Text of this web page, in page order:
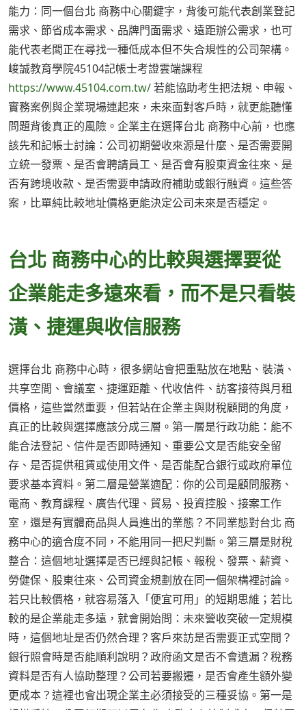
能力：同一個台北 商務中心關鍵字，背後可能代表創業登記
需求、節省成本需求、品牌門面需求、遠距辦公需求，也可
能代表老闆正在尋找一種低成本但不失合規性的公司架構。
峻誠教育學院45104記帳士考證雲端課程
https://www.45104.com.tw/若能協助考生把法規、申報、
實務案例與企業現場連起來，未來面對客戶時，就更能聽懂
問題背後真正的風險。企業主在選擇台北 商務中心前，也應
該先和記帳士討論：公司初期營收來源是什麼、是否需要開
立統一發票、是否會聘請員工、是否會有股東資金往來、是
否有跨境收款、是否需要申請政府補助或銀行融資。這些答
案，比單純比較地址價格更能決定公司未來是否穩定。
台北 商務中心的比較與選擇要從
企業能走多遠來看，而不是只看裝
潢、捷運與收信服務
選擇台北 商務中心時，很多網站會把重點放在地點、裝潢、
共享空間、會議室、捷運距離、代收信件、訪客接待與月租
價格，這些當然重要，但若站在企業主與財稅顧問的角度，
真正的比較與選擇應該分成三層。第一層是行政功能：能不
能合法登記、信件是否即時通知、重要公文是否能安全留
存、是否提供租賃或使用文件、是否能配合銀行或政府單位
要求基本資料。第二層是營業適配：你的公司是顧問服務、
電商、教育課程、廣告代理、貿易、投資控股、接案工作
室，還是有實體商品與人員進出的業態？不同業態對台北 商
務中心的適合度不同，不能用同一把尺判斷。第三層是財稅
整合：這個地址選擇是否已經與記帳、報稅、發票、薪資、
勞健保、股東往來、公司資金規劃放在同一個架構裡討論。
若只比較價格，就容易落入「便宜可用」的短期思維；若比
較的是企業能走多遠，就會開始問：未來營收突破一定規模
時，這個地址是否仍然合理？客戶來訪是否需要正式空間？
銀行照會時是否能順利說明？政府函文是否不會遺漏？稅務
資料是否有人協助整理？公司若要搬遷，是否會產生額外變
更成本？這裡也會出現企業主必須接受的三種妥協。第一是